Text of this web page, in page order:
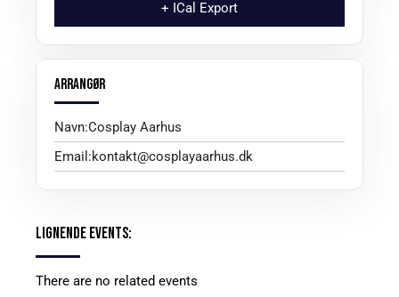
+ ICal Export
ARRANGØR
Navn:Cosplay Aarhus
Email:kontakt@cosplayaarhus.dk
LIGNENDE EVENTS:
There are no related events